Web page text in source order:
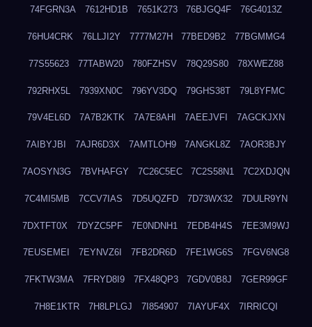
74FGRN3A 7612HD1B 7651K273 76BJGQ4F 76G4013Z
76HU4CRK 76LLJI2Y 7777M27H 77BED9B2 77BGMMG4
77S55623 77TABW20 780FZHSV 78Q29S80 78XWEZ88
792RHX5L 7939XN0C 796YV3DQ 79GHS38T 79L8YFMC
79V4EL6D 7A7B2KTK 7A7E8AHI 7AEEJVFI 7AGCKJXN
7AIBYJBI 7AJR6D3X 7AMTLOH9 7ANGKL8Z 7AOR3BJY
7AOSYN3G 7BVHAFGY 7C26C5EC 7C2S58N1 7C2XDJQN
7C4MI5MB 7CCV7IAS 7D5UQZFD 7D73WX32 7DULR9YN
7DXTFT0X 7DYZC5PF 7E0NDNH1 7EDB4H4S 7EE3M9WJ
7EUSEMEI 7EYNVZ6I 7FB2DR6D 7FE1WG6S 7FGV6NG8
7FKTW3MA 7FRYD8I9 7FX48QP3 7GDV0B8J 7GER99GF
7H8E1KTR 7H8LPLGJ 7I854907 7IAYUF4X 7IRRICQI